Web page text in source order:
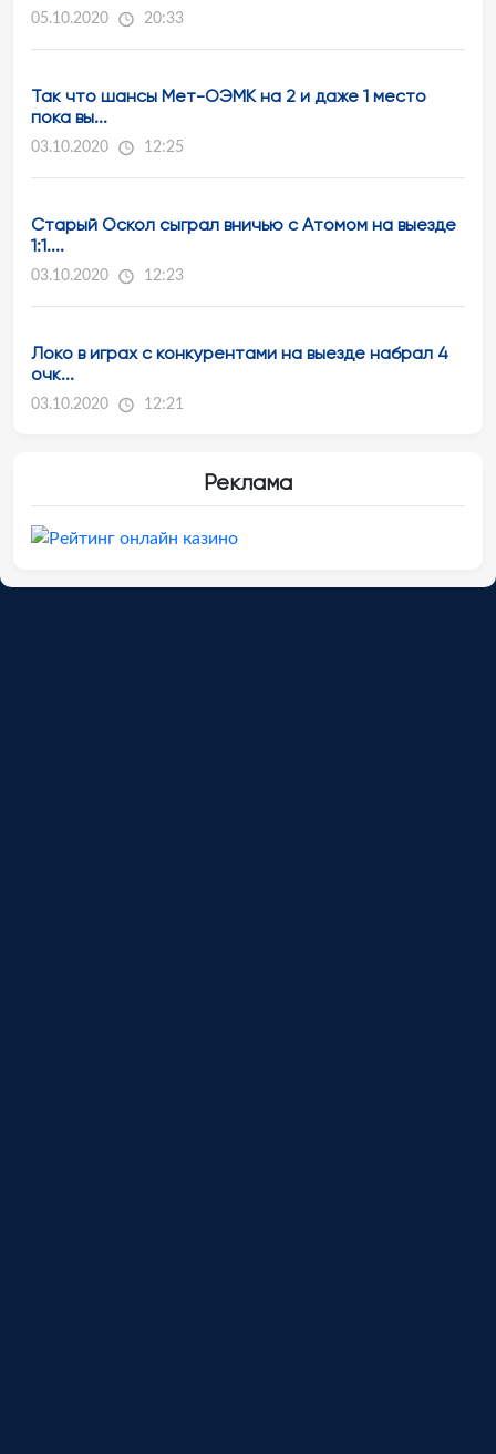
05.10.2020 20:33
Так что шансы Мет-ОЭМК на 2 и даже 1 место
пока вы...
03.10.2020 12:25
Старый Оскол сыграл вничью с Атомом на выезде
1:1....
03.10.2020 12:23
Локо в играх с конкурентами на выезде набрал 4
очк...
03.10.2020 12:21
Реклама